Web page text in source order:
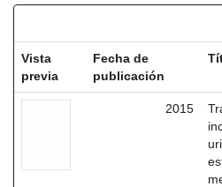
Vista
previa
Fecha de
publicación
2015